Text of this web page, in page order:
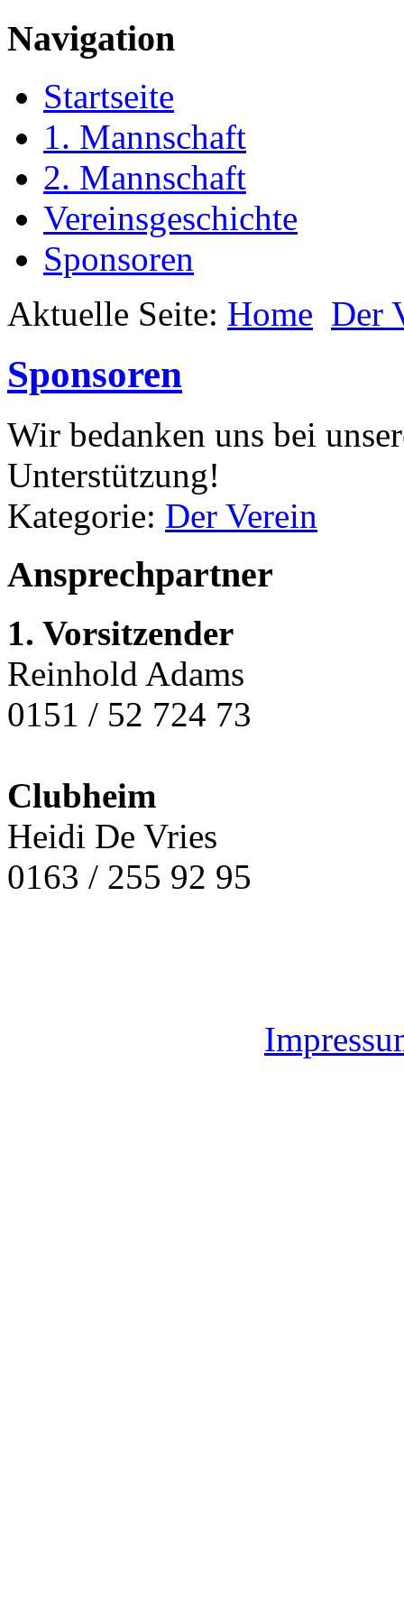
Navigation
Startseite
1. Mannschaft
2. Mannschaft
Vereinsgeschichte
Sponsoren
Aktuelle Seite: Home Der
Sponsoren
Wir bedanken uns bei
Unterstützung!
Kategorie: Der Verein
Ansprechpartner
1. Vorsitzender
Reinhold Adams
0151 / 52 724 73
Clubheim
Heidi De Vries
0163 / 255 92 95